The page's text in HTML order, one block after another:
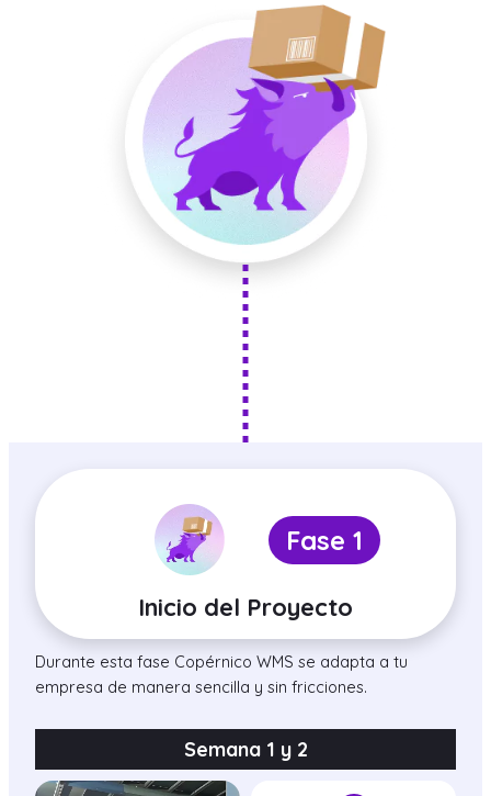
Fase 1
Inicio del Proyecto
Durante esta fase Copérnico WMS se adapta a tu
empresa de manera sencilla y sin fricciones.
Semana 1 y 2